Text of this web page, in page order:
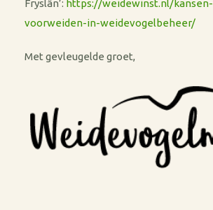
Fryslân’: https://weidewinst.nl/
voorweiden-in-weidevogelbeheer/
Met gevleugelde groet,